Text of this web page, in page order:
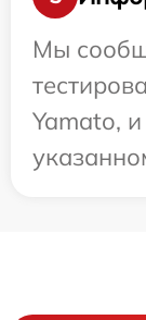
Мы
Yamato,